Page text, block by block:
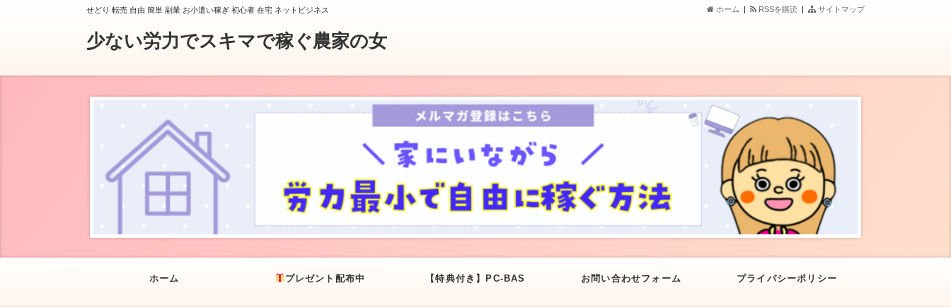
せどり 転売 自由 簡単 副業 お小遣い稼ぎ 初心者 在宅 ネットビジネス サイトマップ
RSSを購読 |
ホーム |
少ない労力でスキマで稼ぐ農家の女
ホーム プレゼント配布中 【特典付き】PC-BAS お問い合わせフォーム プライバシーポリシー